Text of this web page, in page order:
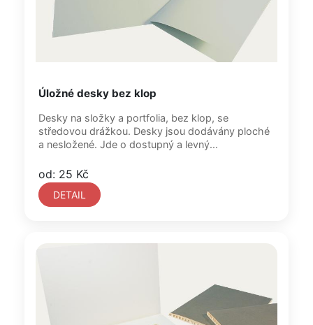
Úložné desky bez klop
Desky na složky a portfolia, bez klop, se
středovou drážkou. Desky jsou dodávány ploché
a nesložené. Jde o dostupný a levný...
od: 25 Kč
DETAIL